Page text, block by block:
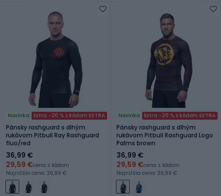
Novinka Extra -20 % s kódom EXTRA
Pánsky rashguard s dlhým
rukávom Pitbull Ray Rashguard
fluo/red
36,99 €
29,59 €cena s kódom
Najnižšia cena: 36,99 €
Novinka Extra -20 % s kódom EXTRA
Pánsky rashguard s dlhým
rukávom Pitbull Rashguard Logo
Palms brown
36,99 €
29,59 €cena s kódom
Najnižšia cena: 36,99 €